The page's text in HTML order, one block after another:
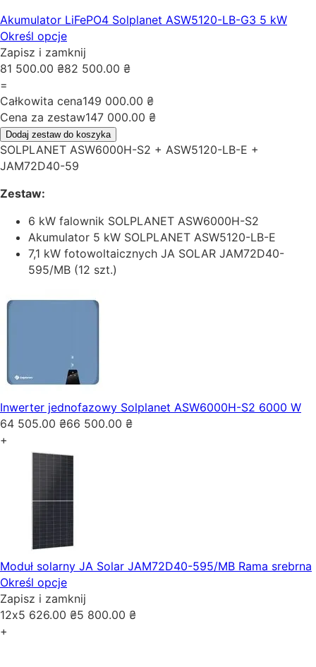
Akumulator LiFePO4 Solplanet ASW5120-LB-G3 5 kW
Określ opcje
Zapisz i zamknij
81 500.00 ₴82 500.00 ₴
=
Całkowita cena149 000.00 ₴
Cena za zestaw147 000.00 ₴
Dodaj zestaw do koszyka
SOLPLANET ASW6000H-S2 + ASW5120-LB-E +
JAM72D40-59
Zestaw:
6 kW falownik SOLPLANET ASW6000H-S2
Akumulator 5 kW SOLPLANET ASW5120-LB-E
7,1 kW fotowoltaicznych JA SOLAR JAM72D40-
595/MB (12 szt.)
Inwerter jednofazowy Solplanet ASW6000H-S2 6000 W
64 505.00 ₴66 500.00 ₴
+
Moduł solarny JA Solar JAM72D40-595/MB Rama srebrna
Określ opcje
Zapisz i zamknij
12x5 626.00 ₴5 800.00 ₴
+